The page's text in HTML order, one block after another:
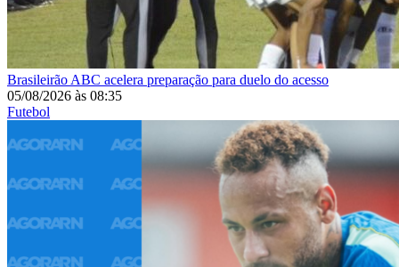
Brasileirão ABC acelera preparação para duelo do acesso
05/08/2026 às 08:35
Futebol